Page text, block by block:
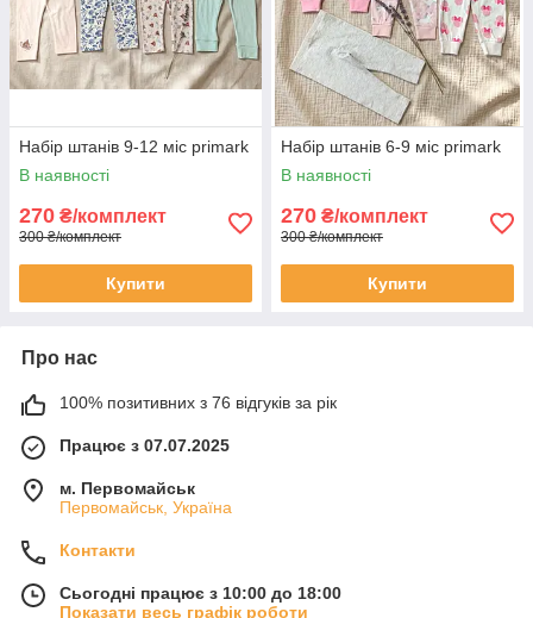
Набір штанів 9-12 міс primark
В наявності
270 ₴/комплект
300 ₴/комплект
Купити
Набір штанів 6-9 міс primark
В наявності
270 ₴/комплект
300 ₴/комплект
Купити
Про нас
100% позитивних з 76 відгуків за рік
Працює з 07.07.2025
м. Первомайськ
Первомайськ, Україна
Контакти
Сьогодні працює з 10:00 до 18:00
Показати весь графік роботи